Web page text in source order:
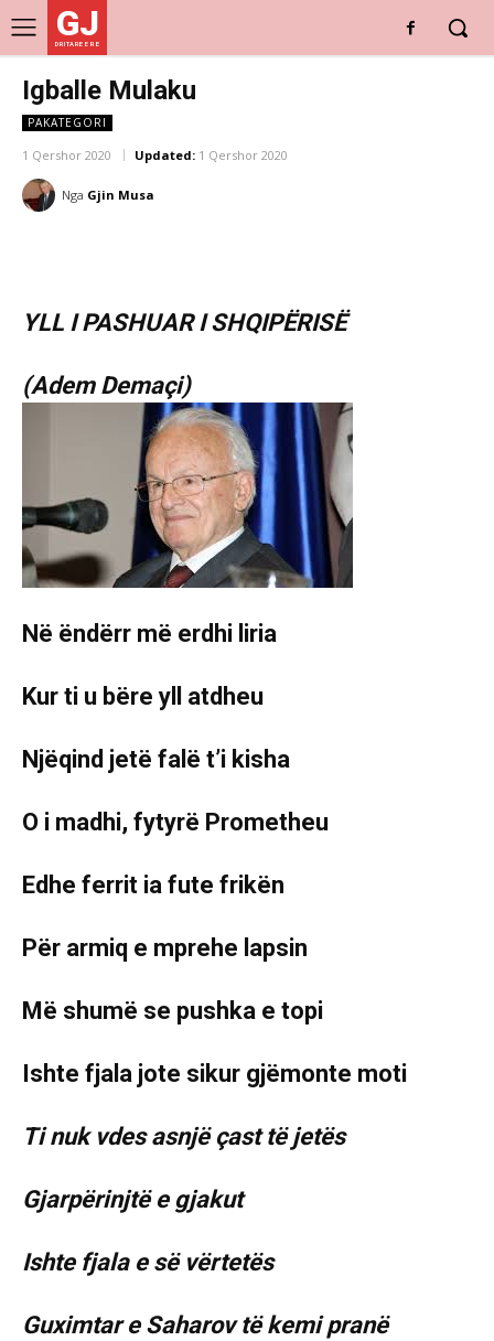
GJ
DRITARE E RE
Igballe Mulaku
PAKATEGORI
1 Qershor 2020 Updated: 1 Qershor 2020
Nga Gjin Musa
YLL I PASHUAR I SHQIPËRISË
(Adem Demaçi)
Në ëndërr më erdhi liria
Kur ti u bëre yll atdheu
Njëqind jetë falë t’i kisha
O i madhi, fytyrë Prometheu
Edhe ferrit ia fute frikën
Për armiq e mprehe lapsin
Më shumë se pushka e topi
Ishte fjala jote sikur gjëmonte moti
Ti nuk vdes asnjë çast të jetës
Gjarpërinjtë e gjakut
Ishte fjala e së vërtetës
Guximtar e Saharov të kemi pranë